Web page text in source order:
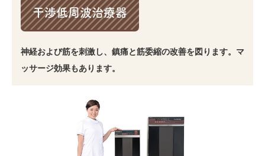
干渉低周波治療器
神経および筋を刺激し、鎮痛と筋委縮の改善を図ります。マ
ッサージ効果もあります。